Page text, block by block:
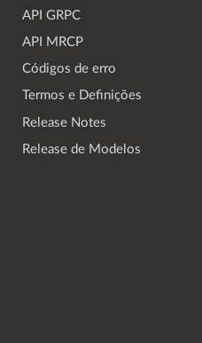
API GRPC
API MRCP
Códigos de erro
Termos e Definições
Release Notes
Release de Modelos